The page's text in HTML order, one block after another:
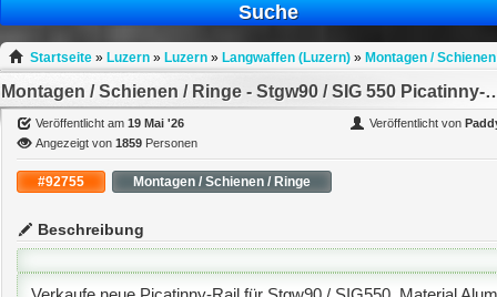
Fill Suche
Startseite» Luzern» Luzern» Langwaffen (Luzern)» Montagen /
Montagen / Schienen / Ringe -
Veröffentlicht am19 Mai '26 Veröffentlicht von
Angezeigt von1859 Personen
#92755 Montagen / Schienen / Ringe
Beschreibung